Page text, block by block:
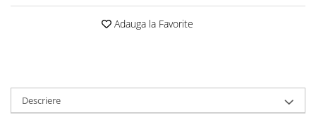
Boxe si Soundbar
Tehnologie Educationala
Software Educational
Oferta Mobilier Clasa
Adauga la Favorite
Descriere